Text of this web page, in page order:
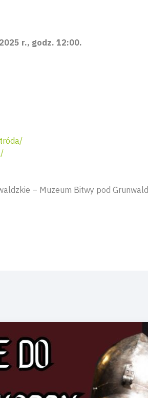
r., godz. 12:00.
– Muzeum Bitwy pod